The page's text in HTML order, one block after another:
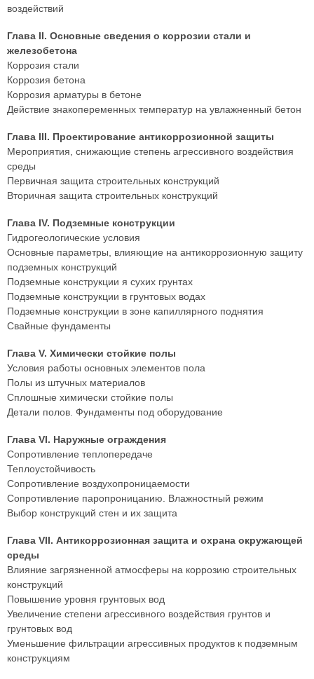
воздействий
Глава II. Основные сведения о коррозии стали и
железобетона
Коррозия стали
Коррозия бетона
Коррозия арматуры в бетоне
Действие знакопеременных температур на увлажненный бетон
Глава III. Проектирование антикоррозионной защиты
Мероприятия, снижающие степень агрессивного воздействия
среды
Первичная защита строительных конструкций
Вторичная защита строительных конструкций
Глава IV. Подземные конструкции
Гидрогеологические условия
Основные параметры, влияющие на антикоррозионную защиту
подземных конструкций
Подземные конструкции я сухих грунтах
Подземные конструкции в грунтовых водах
Подземные конструкции в зоне капиллярного поднятия
Свайные фундаменты
Глава V. Химически стойкие полы
Условия работы основных элементов пола
Полы из штучных материалов
Сплошные химически стойкие полы
Детали полов. Фундаменты под оборудование
Глава VI. Наружные ограждения
Сопротивление теплопередаче
Теплоустойчивость
Сопротивление воздухопроницаемости
Сопротивление паропроницанию. Влажностный режим
Выбор конструкций стен и их защита
Глава VII. Антикоррозионная защита и охрана окружающей
среды
Влияние загрязненной атмосферы на коррозию строительных
конструкций
Повышение уровня грунтовых вод
Увеличение степени агрессивного воздействия грунтов и
грунтовых вод
Уменьшение фильтрации агрессивных продуктов к подземным
конструкциям